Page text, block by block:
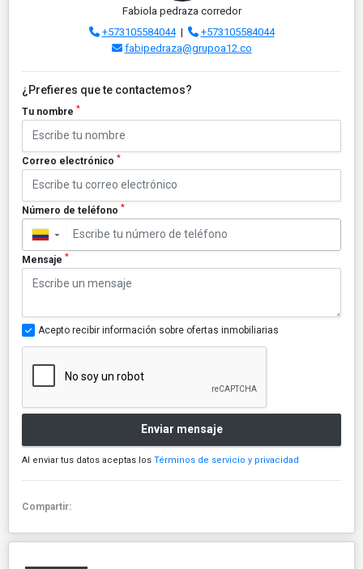
Fabiola pedraza corredor
+573105584044|
+573105584044
fabipedraza@grupoa12.co
¿Prefieres que te contactemos?
Tu nombre *
Correo electrónico *
Número de teléfono *
▼
Mensaje *
Acepto recibir información sobre ofertas inmobiliarias
Enviar mensaje
Al enviar tus datos aceptas los Términos de servicio y privacidad
Compartir: